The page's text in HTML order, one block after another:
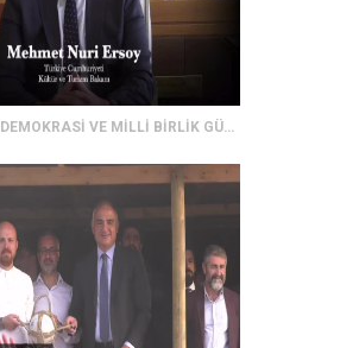
15 TEMMUZ DEMOKRASİ VE MİLLİ BİRLİK GÜNÜ